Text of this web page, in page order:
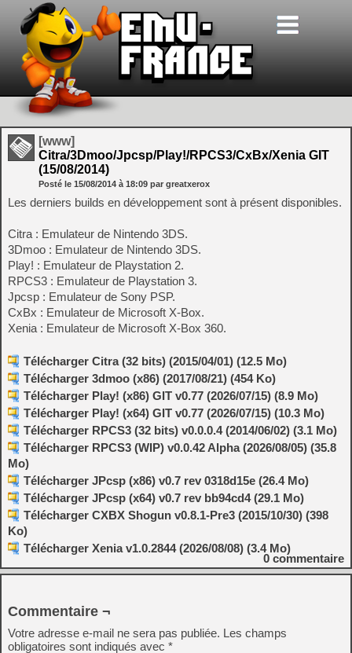
[www]
Citra/3Dmoo/Jpcsp/Play!/RPCS3/CxBx/Xenia GIT
(15/08/2014)
Posté le 15/08/2014 à 18:09 par greatxerox
Les derniers builds en développement sont à présent disponibles.
Citra : Emulateur de Nintendo 3DS.
3Dmoo : Emulateur de Nintendo 3DS.
Play! : Emulateur de Playstation 2.
RPCS3 : Emulateur de Playstation 3.
Jpcsp : Emulateur de Sony PSP.
CxBx : Emulateur de Microsoft X-Box.
Xenia : Emulateur de Microsoft X-Box 360.
Télécharger Citra (32 bits) (2015/04/01) (12.5 Mo)
Télécharger 3dmoo (x86) (2017/08/21) (454 Ko)
Télécharger Play! (x86) GIT v0.77 (2026/07/15) (8.9 Mo)
Télécharger Play! (x64) GIT v0.77 (2026/07/15) (10.3 Mo)
Télécharger RPCS3 (32 bits) v0.0.0.4 (2014/06/02) (3.1 Mo)
Télécharger RPCS3 (WIP) v0.0.42 Alpha (2026/08/05) (35.8
Mo)
Télécharger JPcsp (x86) v0.7 rev 0318d15e (26.4 Mo)
Télécharger JPcsp (x64) v0.7 rev bb94cd4 (29.1 Mo)
Télécharger CXBX Shogun v0.8.1-Pre3 (2015/10/30) (398
Ko)
Télécharger Xenia v1.0.2844 (2026/08/08) (3.4 Mo)
0 commentaire
Commentaire ¬
Votre adresse e-mail ne sera pas publiée. Les champs
obligatoires sont indiqués avec *